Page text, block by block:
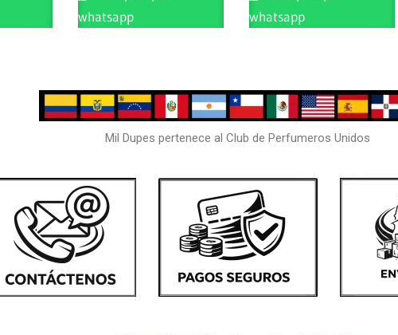
whatsapp
whatsapp
Mil Dupes pertenece al Club de Perfumeros Unidos